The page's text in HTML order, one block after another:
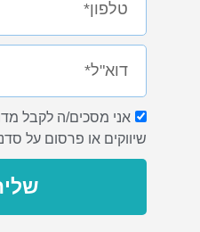
אני מסכים/ה לקבל
שיווקים או פרסום על